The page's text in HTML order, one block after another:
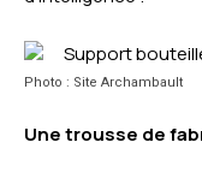
Photo : Site Archambault
Une trousse de